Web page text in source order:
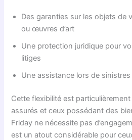
Des garanties sur les objets de
ou œuvres d’art
Une protection juridique pour
litiges
Une assistance lors de sinistres
Cette flexibilité est
assurés et ceux possédant des
Friday ne nécessite pas
est un atout considérable pour